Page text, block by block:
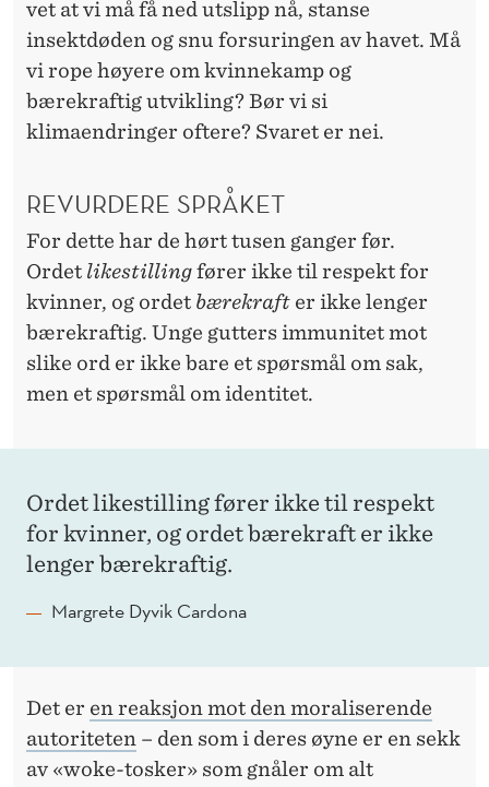
vet at vi må få ned utslipp nå, stanse
insektdøden og snu forsuringen av havet. Må
vi rope høyere om kvinnekamp og
bærekraftig utvikling? Bør vi si
klimaendringer oftere? Svaret er nei.
REVURDERE SPRÅKET
For dette har de hørt tusen ganger før.
Ordet likestillingfører ikke til respekt for
kvinner, og ordet bærekraft er ikke lenger
bærekraftig. Unge gutters immunitet mot
slike ord er ikke bare et spørsmål om sak,
men et spørsmål om identitet.
Ordet likestilling fører ikke til respekt
for kvinner, og ordet bærekraft er ikke
lenger bærekraftig.
Margrete Dyvik Cardona
Det er en reaksjon mot den moraliserende
autoriteten – den som i deres øyne er en sekk
av «woke-tosker» som gnåler om alt